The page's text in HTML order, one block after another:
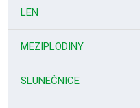
LEN
MEZIPLODINY
SLUNEČNICE